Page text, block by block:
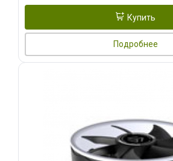
Купить
Подробнее